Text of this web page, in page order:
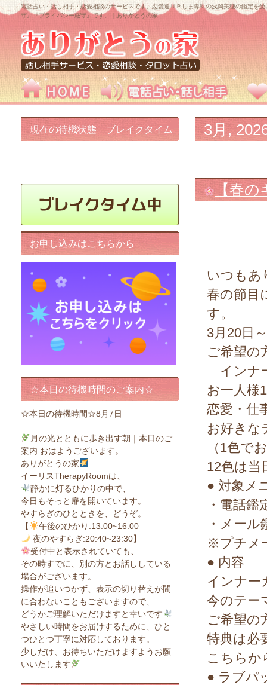
電話占い・話し相手・恋愛相談のサービスです。恋愛運ＵＰしま専科の浅岡美穂の鑑定
守』『プライバシー厳守』です。｜ありがとうの家
3月,
【春の
いつもあ
春の節目
す。
3月20日
ご希望の
「イン
お一人様
恋愛・仕
お好きな
（1色で
12色は当
● 対象メ
・電話鑑
・メール
※プチメ
● 内容
インナー
今のテー
ご希望の
特典は必
こちらか
● ラブパ
現在の待機状態 ブレイクタイム
お申し込みはこちらから
☆本日の待機時間のご案内☆
☆本日の待機時間☆8月7日
月の光とともに歩き出す朝｜本日のご
案内 おはようございます。
ありがとうの家
イーリスTherapyRoomは、
静かに灯るひかりの中で、
今日もそっと扉を開いています。
やすらぎのひとときを、どうぞ。
【
午後のひかり:13:00~16:00
夜のやすらぎ:20:40~23:30】
受付中と表示されていても、
その時すでに、別の方とお話ししている
場合がございます。
操作が追いつかず、表示の切り替えが間
に合わないこともございますので、
どうかご理解いただけますと幸いです
やさしい時間をお届けするために、ひと
つひとつ丁寧に対応しております。
少しだけ、お待ちいただけますようお願
いいたします